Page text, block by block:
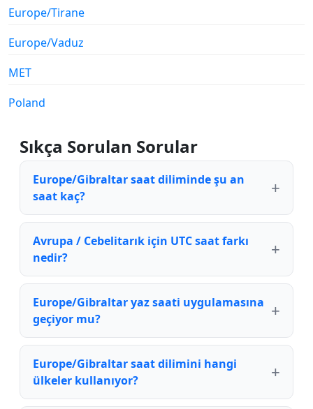
Europe/Tirane
Europe/Vaduz
MET
Poland
Sıkça Sorulan Sorular
Europe/Gibraltar saat diliminde şu an
saat kaç?
Avrupa / Cebelitarık için UTC saat farkı
nedir?
Europe/Gibraltar yaz saati uygulamasına
geçiyor mu?
Europe/Gibraltar saat dilimini hangi
ülkeler kullanıyor?